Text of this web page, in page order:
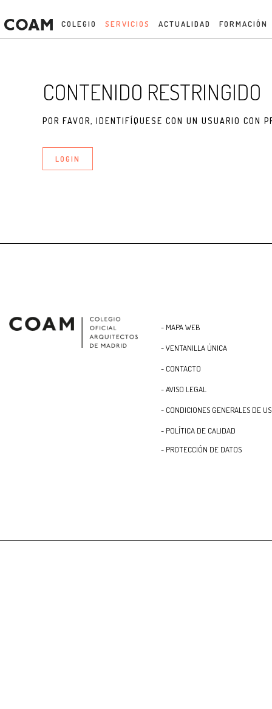
COLEGIO SERVICIOS ACTUALIDAD FORMACIÓN
CONTENIDO RESTRINGIDO
POR FAVOR, IDENTIFÍQUESE CON UN USUARIO CON
LOGIN
- MAPA WEB
- VENTANILLA ÚNICA
- CONTACTO
- AVISO LEGAL
- CONDICIONES GENERALES DE
- POLÍTICA DE CALIDAD
- PROTECCIÓN DE DATOS